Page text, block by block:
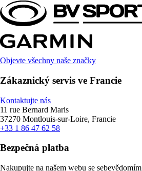
Objevte všechny naše značky
Zákaznický servis ve Francie
Kontaktujte nás
11 rue Bernard Maris
37270 Montlouis-sur-Loire, Francie
+33 1 86 47 62 58
Bezpečná platba
Nakupujte na našem webu se sebevědomím